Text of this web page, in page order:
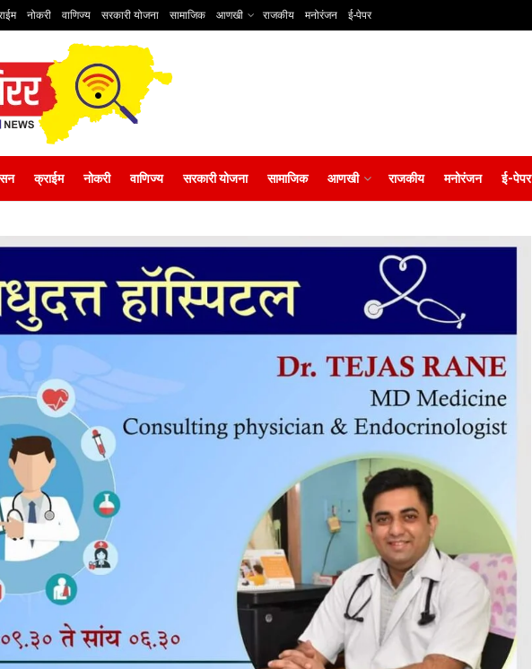
नोकरी वाणिज्य सरकारी योजना सामाजिक आणखी राजकीय मनोरंजन ई-पेपर
क्राईम नोकरी वाणिज्य सरकारी योजना सामाजिक आणखी राजकीय मनोरंजन ई-पेपर